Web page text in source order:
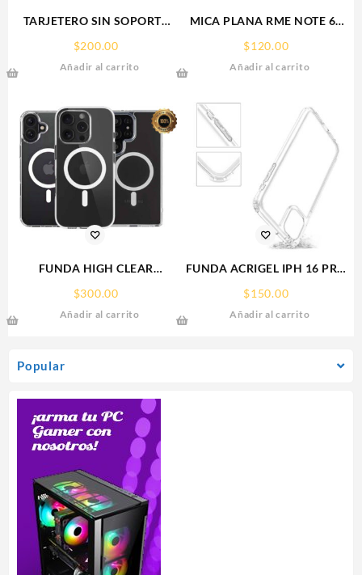
Popular
TARJETERO SIN SOPORTE
LEATHER WALLET MAGSAFE
$200.00
Añadir al carrito
MICA PLANA RME NOTE 60
$120.00
Añadir al carrito
FUNDA HIGH CLEAR
IPHONE 15 WEKOVER
$300.00
Añadir al carrito
FUNDA ACRIGEL IPH 16 PRO
MAX IPHONE
$150.00
Añadir al carrito